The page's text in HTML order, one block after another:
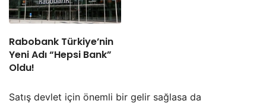
Rabobank Türkiye’nin
Yeni Adı “Hepsi Bank”
Oldu!
Satış devlet için önemli bir gelir sağlasa da